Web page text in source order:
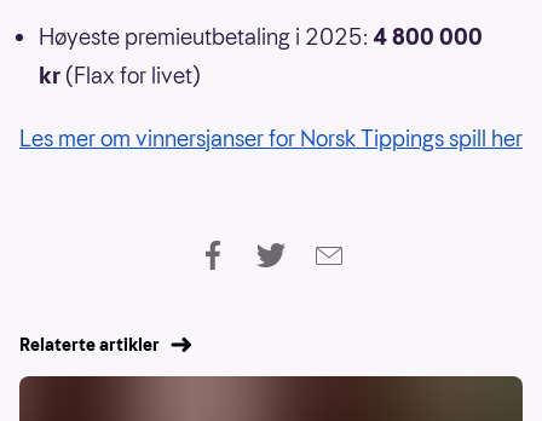
Høyeste premieutbetaling i 2025: 4 800 000
kr (Flax for livet)
Les mer om vinnersjanser for Norsk Tippings spill her
Relaterte artikler